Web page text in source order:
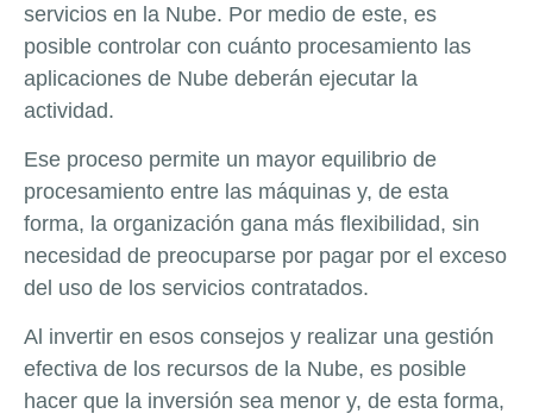
servicios en la Nube. Por medio de este, es
posible controlar con cuánto procesamiento las
aplicaciones de Nube deberán ejecutar la
actividad.
Ese proceso permite un mayor equilibrio de
procesamiento entre las máquinas y, de esta
forma, la organización gana más flexibilidad, sin
necesidad de preocuparse por pagar por el exceso
del uso de los servicios contratados.
Al invertir en esos consejos y realizar una gestión
efectiva de los recursos de la Nube, es posible
hacer que la inversión sea menor y, de esta forma,